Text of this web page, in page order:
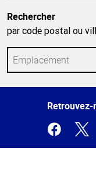
Rechercher
par code postal ou